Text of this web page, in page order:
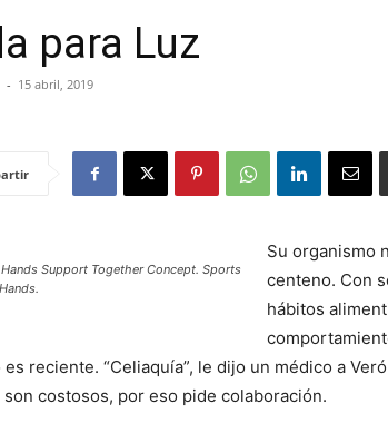
para Luz
- 15 abril, 2019
Support Together Concept. Sports
Su organismo
centeno. Con
hábitos
reciente. “Celiaquía”, le dijo un médico a
costosos, por eso pide colaboración.